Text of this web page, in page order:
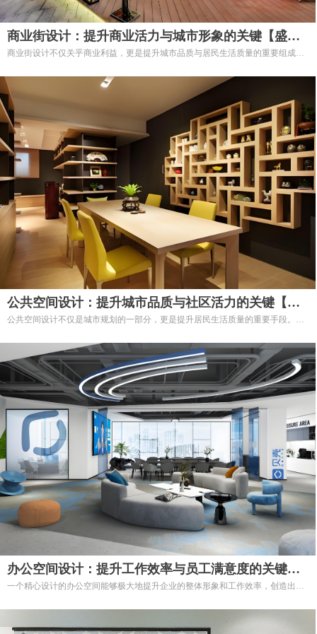
商业街设计：提升商业活力与城市形象的关键【盛阳
美陈】
商业街设计不仅关乎商业利益，更是提升城市品质与居民生活质量的重要组成部
通过科学合理的设计，商业街能够成为人们聚集、交流和消费的理想场所，推动
城市经济的发展。
选择我们的商业街设计服务，让您的商业街焕发新的活力，成为市民和游客心中
的热门打卡地！
公共空间设计：提升城市品质与社区活力的关键【盛
阳美陈】
公共空间设计不仅是城市规划的一部分，更是提升居民生活质量的重要手段。
强城市的吸引力与文化内涵。
选择我们的公共空间设计服务，让您的城市或社区焕发新的生机，创造一个更宜
居、更美好的环境！
办公空间设计：提升工作效率与员工满意度的关键
【盛阳美陈】
一个精心设计的办公空间能够极大地提升企业的整体形象和工作效率，创造出更
需求，更关注了员工的心理和生理健康。